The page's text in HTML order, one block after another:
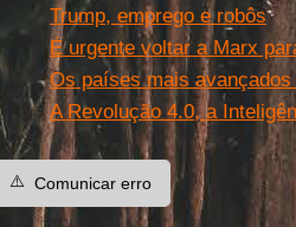
Trump, emprego e robôs
É urgente voltar a Marx
Os países mais
A Revolução 4.0, a
⚠️ Comunicar erro